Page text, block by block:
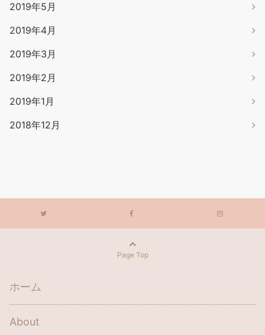
2019年5月
2019年4月
2019年3月
2019年2月
2019年1月
2018年12月
Page Top
ホーム
About